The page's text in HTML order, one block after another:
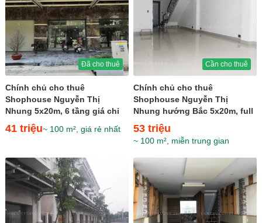
Đã cho thuê
Chính chủ cho thuê
Shophouse Nguyễn Thị
Nhung 5x20m, 6 tầng giá chỉ
41 triệu
41 triệu~ 100 m², giá rẻ nhất
Cần cho thuê
Chính chủ cho thuê
Shophouse Nguyễn Thị
Nhung hướng Bắc 5x20m, full
nội thất trục thương mại
chính giá...
53 triệu
~ 100 m², miễn trung gian